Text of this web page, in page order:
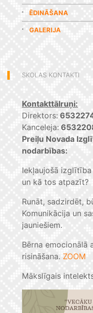
ĒDINĀŠANA
GALERIJA
SKOLAS KONTAKTI
Kontakttālruņi:
Direktors:
Kanceleja:
Preiļu Novada
nodarbības:
Iekļaujošā
un kā tos atpazīt?
Runāt, sadzirdēt,
Komunikācija un
jauniešiem.
Bērna emocionālā
risināšana. ZOOM
Mākslīgais